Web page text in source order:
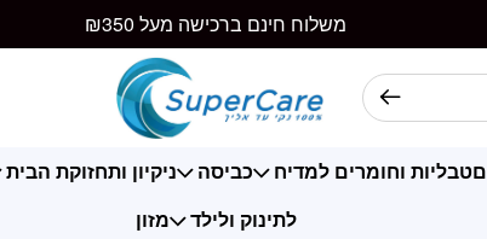
משלוח חינם ברכישה מעל ₪350
טבליות וחומרים למדיח כביסה ניקיון ותחזוקת הבית
לתינוק ולילד
מזון